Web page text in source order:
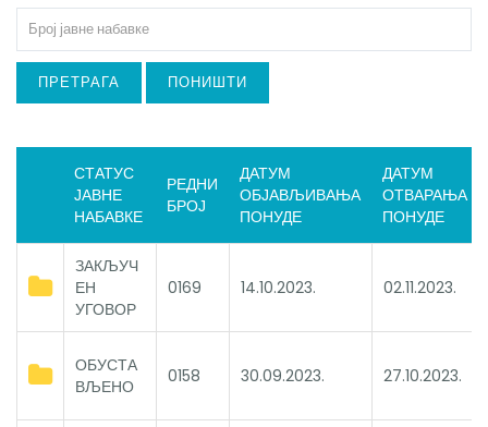
СТАТУС
ЈАВНЕ
НАБАВКЕ
РЕДНИ
БРОЈ
ДАТУМ
ОБЈАВЉИВАЊА
ПОНУДЕ
ДАТУМ
ОТВАРАЊА
ПОНУДЕ
ЗАКЉУЧ
ЕН
УГОВОР
0169 14.10.2023. 02.11.2023.
ОБУСТА
ВЉЕНО
0158 30.09.2023. 27.10.2023.